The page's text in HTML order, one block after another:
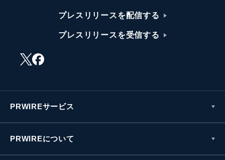
プレスリリースを配信する
プレスリリースを受信する
PRWIREサービス
PRWIREについて